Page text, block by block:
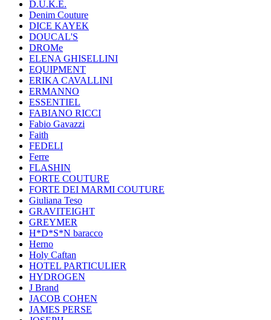
D.U.K.E.
Denim Couture
DICE KAYEK
DOUCAL'S
DROMe
ELENA GHISELLINI
EQUIPMENT
ERIKA CAVALLINI
ERMANNO
ESSENTIEL
FABIANO RICCI
Fabio Gavazzi
Faith
FEDELI
Ferre
FLASHIN
FORTE COUTURE
FORTE DEI MARMI COUTURE
Giuliana Teso
GRAVITEIGHT
GREYMER
H*D*S*N baracco
Herno
Holy Caftan
HOTEL PARTICULIER
HYDROGEN
J Brand
JACOB COHEN
JAMES PERSE